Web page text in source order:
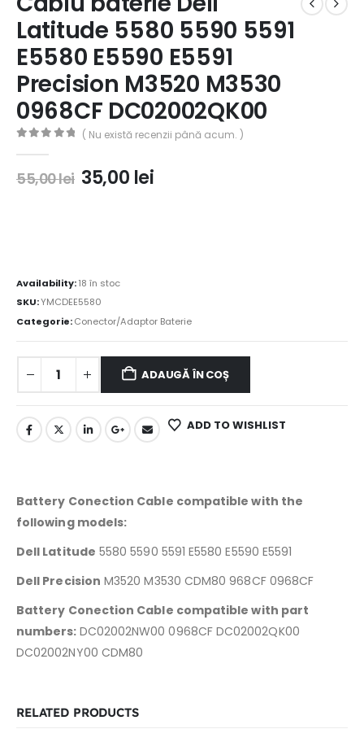
Latitude 5580 5590 5591
E5580 E5590 E5591
Precision M3520 M3530
0968CF DC02002QK00
( Nu există recenzii până acum. )
55,00lei 35,00 lei
Availability:18 în stoc
SKU:YMCDEE5580
Categorie:Conector/Adaptor Baterie
ADAUGĂ ÎN COȘ
ADD TO WISHLIST
Battery Conection Cable compatible with the
following models:
Dell Latitude 5580 5590 5591 E5580 E5590 E5591
Dell Precision M3520 M3530 CDM80 968CF 0968CF
Battery Conection Cable compatible with part
numbers: DC02002NW000968CF DC02002QK00
DC02002NY00 CDM80
RELATED PRODUCTS